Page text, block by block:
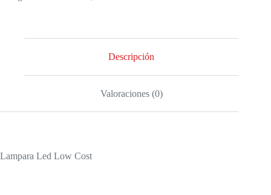
Descripción
Valoraciones (0)
Lampara Led Low Cost